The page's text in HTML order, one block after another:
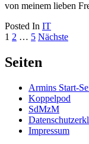
von meinem lieben
Posted In IT
der
Beiträge
1 2 … 5 Nächste
Seiten
Armins Start-
Koppelpod
SdMzM
Impressum